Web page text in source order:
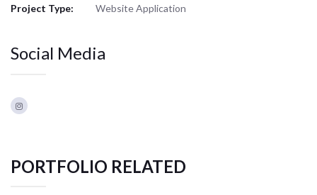
Project Type:
Website Application
Social Media
PORTFOLIO RELATED